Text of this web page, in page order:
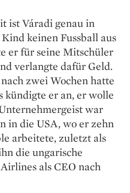
ist Váradi genau in
keinen Fussball aus
er für seine Mitschüler
verlangte dafür Geld.
zwei Wochen hatte
kündigte er an, er wolle
war
in die USA, wo er zehn
arbeitete, zuletzt als
die ungarische
als CEO nach